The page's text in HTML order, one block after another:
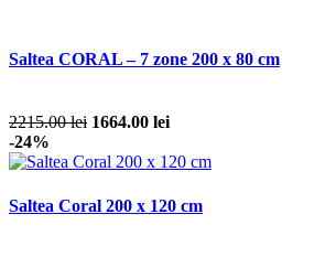
Saltea CORAL – 7 zone 200 x 80 cm
2215.00 lei 1664.00 lei
-24%
Saltea Coral 200 x 120 cm